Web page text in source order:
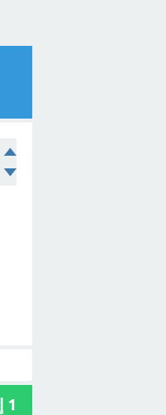
1